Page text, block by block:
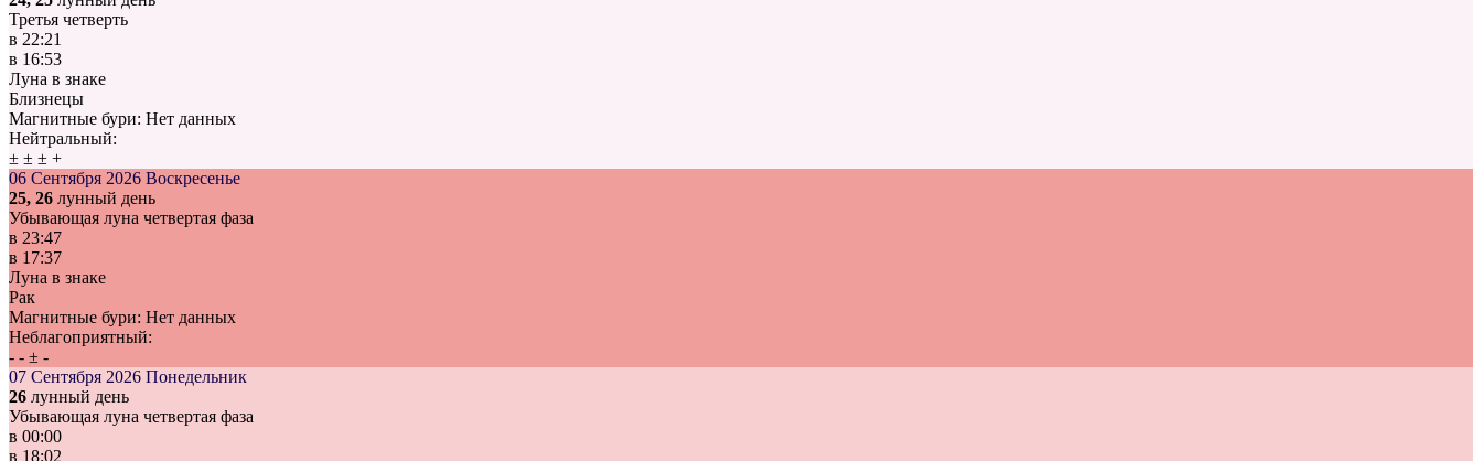
Третья четверть
в 22:21
в 16:53
Луна в знаке
Близнецы
Магнитные бури: Нет данных
Нейтральный:
± ± ± +
06 Сентября 2026 Воскресенье
25, 26 лунный день
Убывающая луна четвертая фаза
в 23:47
в 17:37
Луна в знаке
Рак
Магнитные бури: Нет данных
Неблагоприятный:
- - ± -
07 Сентября 2026 Понедельник
26 лунный день
Убывающая луна четвертая фаза
в 00:00
в 18:02